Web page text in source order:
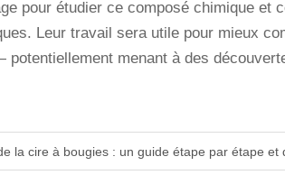
pour étudier ce composé chimique et
Leur travail sera utile pour mieux
menant à des
la cire à bougies : un guide étape par étape et